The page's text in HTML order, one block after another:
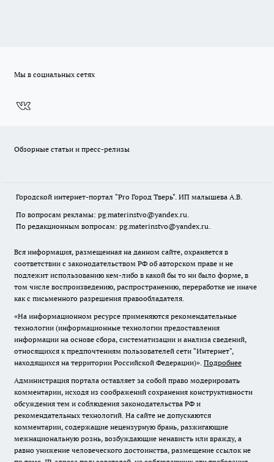
Мы в социальных сетях
Обзорные статьи и пресс-релизы
Городской интернет-портал "Pro Город Тверь". ИП малышева А.В.
По вопросам рекламы: pg.materinstvo@yandex.ru.
По редакционным вопросам: pg.materinstvo@yandex.ru.
Вся информация, размещенная на данном сайте, охраняется в
соответствии с законодательством РФ об авторском праве и не
подлежит использованию кем-либо в какой бы то ни было форме, в
том числе воспроизведению, распространению, переработке не иначе
как с письменного разрешения правообладателя.
«На информационном ресурсе применяются рекомендательные
технологии (информационные технологии предоставления
информации на основе сбора, систематизации и анализа сведений,
относящихся к предпочтениям пользователей сети "Интернет",
находящихся на территории Российской Федерации)». Подробнее
Администрация портала оставляет за собой право модерировать
комментарии, исходя из соображений сохранения конструктивности
обсуждения тем и соблюдения законодательства РФ и
рекомендательных технологий. На сайте не допускаются
комментарии, содержащие нецензурную брань, разжигающие
межнациональную рознь, возбуждающие ненависть или вражду, а
равно унижение человеческого достоинства, размещение ссылок не